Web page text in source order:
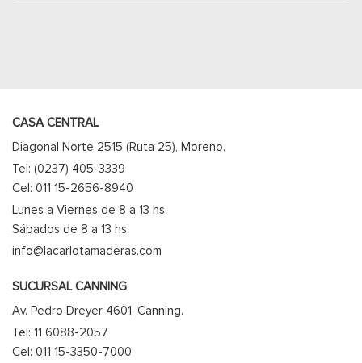
CASA CENTRAL
Diagonal Norte 2515 (Ruta 25), Moreno.
Tel: (0237) 405-3339
Cel: 011 15-2656-8940
Lunes a Viernes de 8 a 13 hs.
Sábados de 8 a 13 hs.
info@lacarlotamaderas.com
SUCURSAL CANNING
Av. Pedro Dreyer 4601, Canning.
Tel: 11 6088-2057
Cel: 011 15-3350-7000